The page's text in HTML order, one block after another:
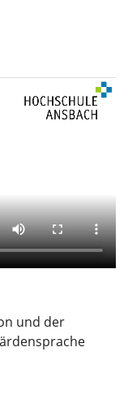
und der